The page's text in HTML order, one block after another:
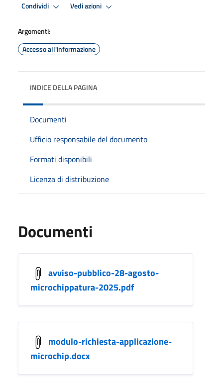
Condividi Vedi azioni
Argomenti:
Accesso all'informazione
INDICE DELLA PAGINA
Documenti
Ufficio responsabile del documento
Formati disponibili
Licenza di distribuzione
Documenti
avviso-pubblico-28-agosto-
microchippatura-2025.pdf
modulo-richiesta-applicazione-
microchip.docx